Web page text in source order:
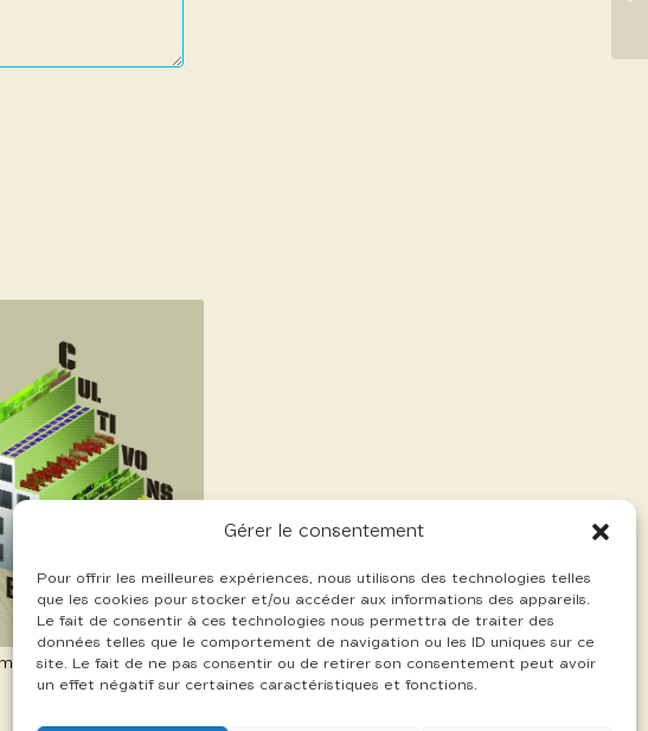
Gérer le consentement
Pour offrir les meilleures expériences, nous utilisons des technologies telles
que les cookies pour stocker et/ou accéder aux informations des appareils.
Le fait de consentir à ces technologies nous permettra de traiter des
données telles que le comportement de navigation ou les ID uniques sur ce
site. Le fait de ne pas consentir ou de retirer son consentement peut avoir
un effet négatif sur certaines caractéristiques et fonctions.
Nicolas